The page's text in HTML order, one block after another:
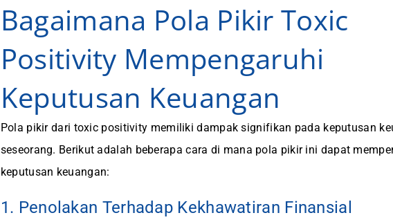
Bagaimana Pola Pikir Toxic
Positivity Mempengaruhi
Keputusan Keuangan
Pola pikir dari toxic positivity memiliki dampak signifikan pada keputusan
seseorang. Berikut adalah beberapa cara di mana pola pikir ini dapat
keputusan keuangan:
1. Penolakan Terhadap Kekhawatiran Finansial